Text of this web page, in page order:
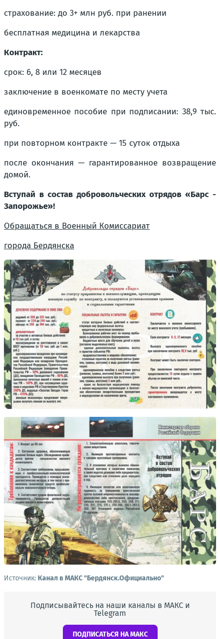
страхование: до 3+ млн руб. при ранении
бесплатная медицина и лекарства
Контракт:
срок: 6, 8 или 12 месяцев
заключение в военкомате по месту учета
единовременное пособие при подписании: 38,9 тыс.
руб.
при повторном контракте — 15 суток отдыха
после окончания — гарантированное возвращение
домой.
Вступай в состав добровольческих отрядов «Барс -
Запорожье»!
Обращаться в Военный Комиссариат
города Бердянска
Источник: Канал в МАКС "Бердянск.Официально"
Подписывайтесь на наши каналы в МАКС и
Telegram
ПОДПИСАТЬСЯ НА МАКС